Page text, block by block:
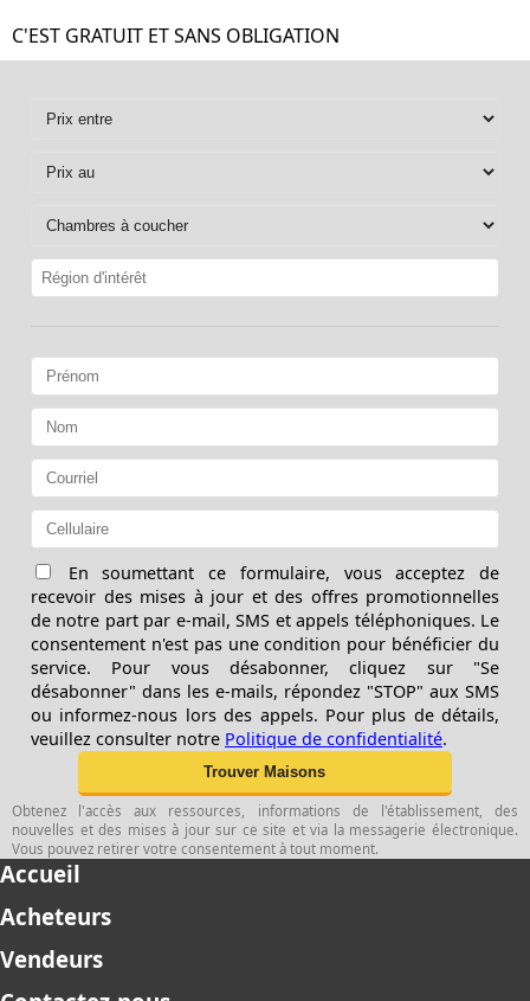
C'EST GRATUIT ET SANS OBLIGATION
En soumettant ce formulaire, vous acceptez de
recevoir des mises à jour et des offres promotionnelles
de notre part par e-mail, SMS et appels téléphoniques. Le
consentement n'est pas une condition pour bénéficier du
service. Pour vous désabonner, cliquez sur "Se
désabonner" dans les e-mails, répondez "STOP" aux SMS
ou informez-nous lors des appels. Pour plus de détails,
veuillez consulter notre Politique de confidentialité.
Obtenez l'accès aux ressources, informations de l'établissement, des
nouvelles et des mises à jour sur ce site et via la messagerie électronique.
Vous pouvez retirer votre consentement à tout moment.
Accueil
Acheteurs
Vendeurs